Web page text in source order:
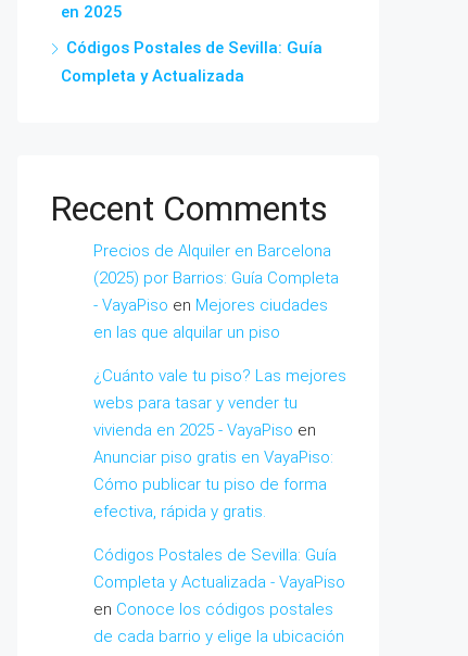
en 2025
Códigos Postales de Sevilla: Guía
Completa y Actualizada
Recent Comments
Precios de Alquiler en Barcelona
(2025) por Barrios: Guía Completa
- VayaPiso en Mejores ciudades
en las que alquilar un piso
¿Cuánto vale tu piso? Las mejores
webs para tasar y vender tu
vivienda en 2025 - VayaPiso en
Anunciar piso gratis en VayaPiso:
Cómo publicar tu piso de forma
efectiva, rápida y gratis.
Códigos Postales de Sevilla: Guía
Completa y Actualizada - VayaPiso
en Conoce los códigos postales
de cada barrio y elige la ubicación